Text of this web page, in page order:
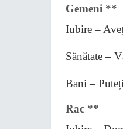
Gemeni **
Iubire –
Sănătate –
Bani –
Rac **